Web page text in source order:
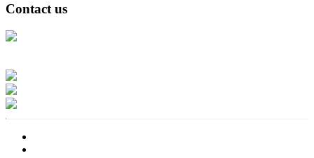
Contact us